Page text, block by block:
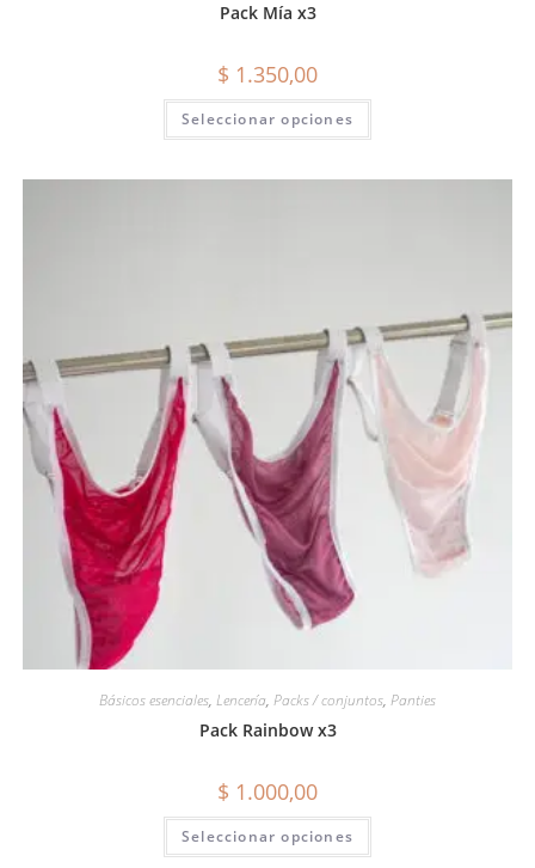
Pack Mía x3
$ 1.350,00
Seleccionar opciones
Básicos esenciales, Lencería, Packs / conjuntos, Panties
Pack Rainbow x3
$ 1.000,00
Seleccionar opciones